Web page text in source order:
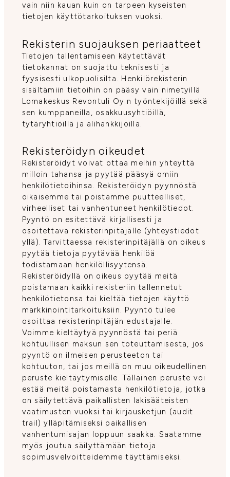
vain niin kauan kuin on tarpeen kyseisten
tietojen käyttötarkoituksen vuoksi.
Rekisterin suojauksen periaatteet
Tietojen tallentamiseen käytettävät
tietokannat on suojattu teknisesti ja
fyysisesti ulkopuolisilta. Henkilörekisterin
sisältämiin tietoihin on pääsy vain nimetyillä
Lomakeskus Revontuli Oy:n työntekijöillä sekä
sen kumppaneilla, osakkuusyhtiöillä,
tytäryhtiöillä ja alihankkijoilla.
Rekisteröidyn oikeudet
Rekisteröidyt voivat ottaa meihin yhteyttä
milloin tahansa ja pyytää pääsyä omiin
henkilötietoihinsa. Rekisteröidyn pyynnöstä
oikaisemme tai poistamme puutteelliset,
virheelliset tai vanhentuneet henkilötiedot.
Pyyntö on esitettävä kirjallisesti ja
osoitettava rekisterinpitäjälle (yhteystiedot
yllä). Tarvittaessa rekisterinpitäjällä on oikeus
pyytää tietoja pyytävää henkilöä
todistamaan henkilöllisyytensä.
Rekisteröidyllä on oikeus pyytää meitä
poistamaan kaikki rekisteriin tallennetut
henkilötietonsa tai kieltää tietojen käyttö
markkinointitarkoituksiin. Pyyntö tulee
osoittaa rekisterinpitäjän edustajalle.
Voimme kieltäytyä pyynnöstä tai periä
kohtuullisen maksun sen toteuttamisesta, jos
pyyntö on ilmeisen perusteeton tai
kohtuuton, tai jos meillä on muu oikeudellinen
peruste kieltäytymiselle. Tällainen peruste voi
estää meitä poistamasta henkilötietoja, jotka
on säilytettävä paikallisten lakisääteisten
vaatimusten vuoksi tai kirjausketjun (audit
trail) ylläpitämiseksi paikallisen
vanhentumisajan loppuun saakka. Saatamme
myös joutua säilyttämään tietoja
sopimusvelvoitteidemme täyttämiseksi.